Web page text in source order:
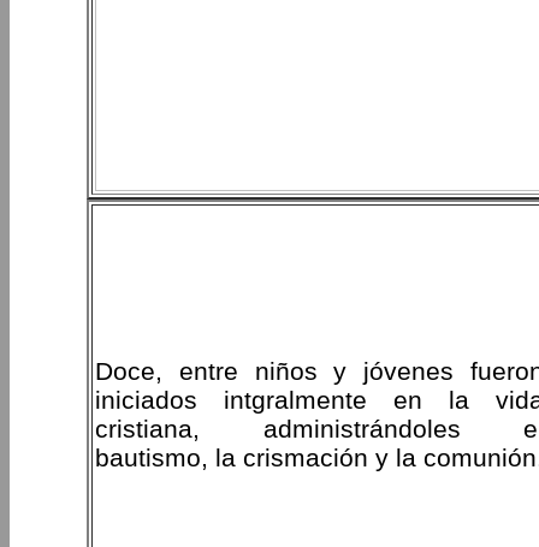
Doce, entre niños y jóvenes
iniciados intgralmente en la
cristiana, administrándoles
bautismo, la crismación y la